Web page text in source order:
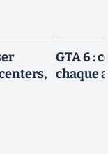
GTA 6 :
chaque